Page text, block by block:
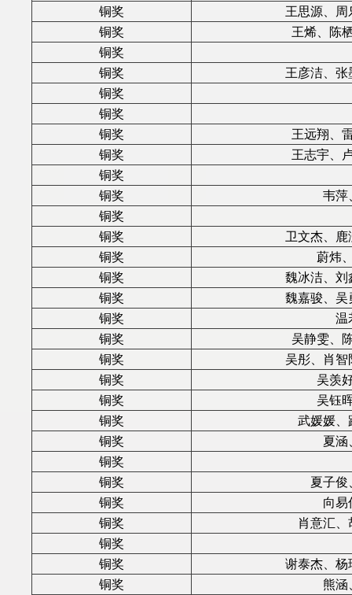
铜奖
王思源、
铜奖
王烯、陈
铜奖
铜奖
王彦洁、
铜奖
铜奖
铜奖
王远翔、
铜奖
王志宇、
铜奖
铜奖
韦萍
铜奖
铜奖
卫文杰、
铜奖
蔚炜
铜奖
魏冰洁、
铜奖
魏嘉骏、
铜奖
温
铜奖
吴静雯、
铜奖
吴彤、肖
铜奖
吴羡
铜奖
吴钰
铜奖
武媛媛
铜奖
夏
铜奖
铜奖
夏子
铜奖
向
铜奖
肖意汇
铜奖
铜奖
谢泰杰、
铜奖
熊涵